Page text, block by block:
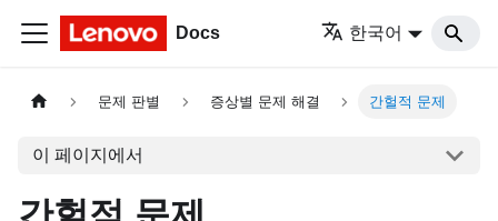
Docs 한국어
문제 판별 증상별 문제 해결 간헐적 문제
이 페이지에서